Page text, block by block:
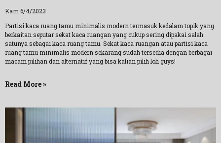
Kam 6/4/2023
Partisi kaca ruang tamu minimalis modern termasuk kedalam topik yang
berkaitan seputar sekat kaca ruangan yang cukup sering dipakai salah
satunya sebagai kaca ruang tamu. Sekat kaca ruangan atau partisi kaca
ruang tamu minimalis modern sekarang sudah tersedia dengan berbagai
macam pilihan dan alternatif yang bisa kalian pilih loh guys!
Read More »